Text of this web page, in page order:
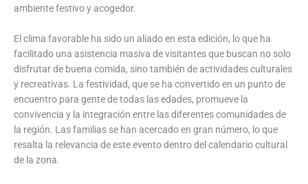
ambiente festivo y acogedor.
El clima favorable ha sido un aliado en esta edición, lo que ha
facilitado una asistencia masiva de visitantes que buscan no solo
disfrutar de buena comida, sino también de actividades culturales
y recreativas. La festividad, que se ha convertido en un punto de
encuentro para gente de todas las edades, promueve la
convivencia y la integración entre las diferentes comunidades de
la región. Las familias se han acercado en gran número, lo que
resalta la relevancia de este evento dentro del calendario cultural
de la zona.